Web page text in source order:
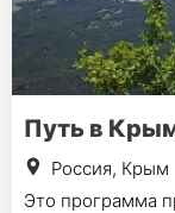
Путь в
Россия, Крым
Это программа